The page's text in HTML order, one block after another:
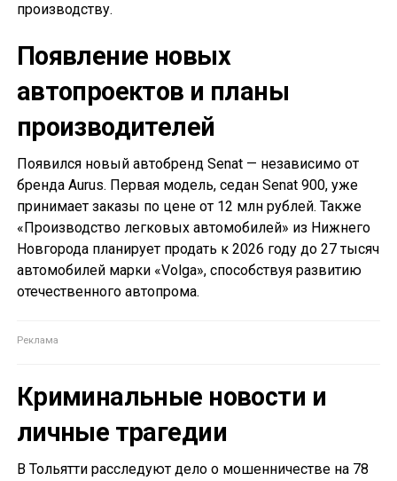
производству.
Появление новых
автопроектов и планы
производителей
Появился новый автобренд Senat — независимо от
бренда Aurus. Первая модель, седан Senat 900, уже
принимает заказы по цене от 12 млн рублей. Также
«Производство легковых автомобилей» из Нижнего
Новгорода планирует продать к 2026 году до 27 тысяч
автомобилей марки «Volga», способствуя развитию
отечественного автопрома.
Криминальные новости и
личные трагедии
В Тольятти расследуют дело о мошенничестве на 78